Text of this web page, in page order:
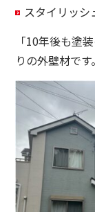
スタイリッシ
「10年後も塗
りの外壁材です。